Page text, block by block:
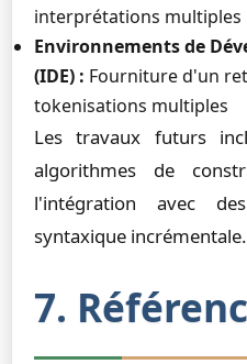
interprétations multiples
Environnements de
(IDE) : Fourniture d'un
tokenisations multiples
Les travaux futurs
algorithmes de
l'intégration avec
syntaxique incrémentale.
7.